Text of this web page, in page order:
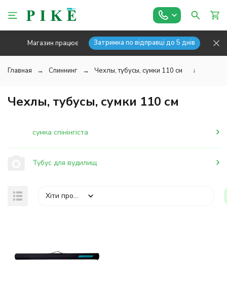
Магазин працює Затримка по відправці до 5 днів
Главная Спиннинг Чехлы, тубусы, сумки 110 см ↓
Чехлы, тубусы, сумки 110 см
сумка спінінгіста
Тубус для вудилищ
Хіти продажів